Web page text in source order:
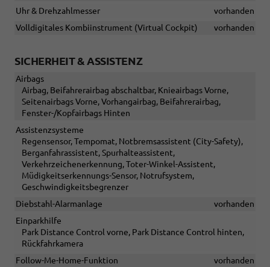
Uhr & Drehzahlmesser
vorhanden
Volldigitales Kombiinstrument (Virtual Cockpit)
vorhanden
SICHERHEIT & ASSISTENZ
Airbags
Airbag, Beifahrerairbag abschaltbar, Knieairbags Vorne,
Seitenairbags Vorne, Vorhangairbag, Beifahrerairbag,
Fenster-/Kopfairbags Hinten
Assistenzsysteme
Regensensor, Tempomat, Notbremsassistent (City-Safety),
Berganfahrassistent, Spurhalteassistent,
Verkehrzeichenerkennung, Toter-Winkel-Assistent,
Müdigkeitserkennungs-Sensor, Notrufsystem,
Geschwindigkeitsbegrenzer
Diebstahl-Alarmanlage
vorhanden
Einparkhilfe
Park Distance Control vorne, Park Distance Control hinten,
Rückfahrkamera
Follow-Me-Home-Funktion
vorhanden